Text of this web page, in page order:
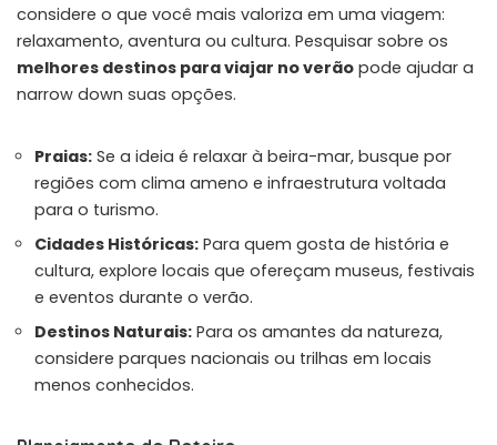
considere o que você mais valoriza em uma viagem:
relaxamento, aventura ou cultura. Pesquisar sobre os
melhores destinos para viajar no verão pode ajudar a
narrow down suas opções.
Praias: Se a ideia é relaxar à beira-mar, busque por
regiões com clima ameno e infraestrutura voltada
para o turismo.
Cidades Históricas: Para quem gosta de história e
cultura, explore locais que ofereçam museus, festivais
e eventos durante o verão.
Destinos Naturais: Para os amantes da natureza,
considere parques nacionais ou trilhas em locais
menos conhecidos.